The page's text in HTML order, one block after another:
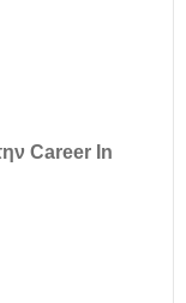
Career In